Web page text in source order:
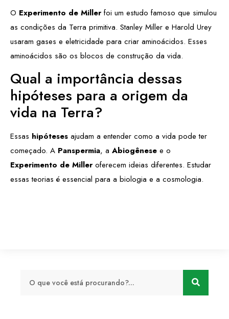
O Experimento de Millerfoi um estudo famoso que simulou
as condições da Terra primitiva. Stanley Miller e Harold Urey
usaram gases e eletricidade para criar aminoácidos. Esses
aminoácidos são os blocos de construção da vida.
Qual a importância dessas
hipóteses para a origem da
vida na Terra?
Essas hipóteses ajudam a entender como a vida pode ter
começado. A Panspermia, a Abiogênese e o
Experimento de Milleroferecem ideias diferentes. Estudar
essas teorias é essencial para a biologia e a cosmologia.